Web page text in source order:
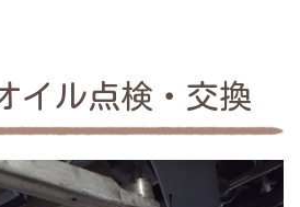
イル点検・交換